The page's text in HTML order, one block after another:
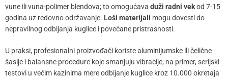
vune ili vuna-polimer blendova; to omogućava duži radni vekod 7-15
godina uz redovno održavanje. Loši materijali mogu dovesti do
nepravilnog odbijanja kuglice i povećane pristrasnosti.
U praksi, profesionalni proizvođači koriste aluminijumske ili čelične
šasije i balansne procedure koje smanjuju vibracije; na primer, serijski
testovi u većim kazinima mere odbijanje kuglice kroz 10.000 okretaja